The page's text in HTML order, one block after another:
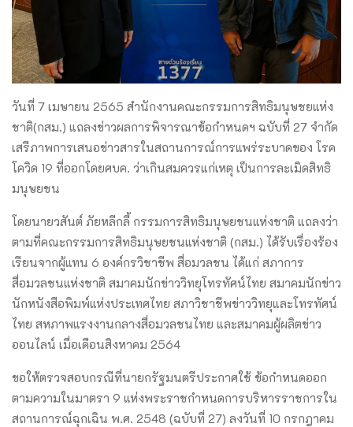
วันที่ 7 เมษายน 2565 สำนักงานคณะกรรมการสิทธิมนุษชยแห่ง
ชาติ(กสม.) แถลงข่าวผลการพิจารณาข้อกําหนดฯ ฉบับที่ 27 จํากัด
เสรีภาพการเสนอข่าวสารในสถานการณ์การแพร่ระบาดของ โรค
โควิด 19 ที่ออกโดยศบค. ว่าเกินสมควรแก่เหตุ เป็นการละเมิดสิทธิ
มนุษยชน
โดยนายวสันต์ ภัยหลีกลี้ กรรมการสิทธิมนุษยชนแห่งชาติ แถลงว่า
ตามที่คณะกรรมการสิทธิมนุษยชนแห่งชาติ (กสม.) ได้รับเรื่องร้อง
เรียนจากผู้แทน 6 องค์กรวิชาชีพ สื่อมวลชน ได้แก่ สภาการ
สื่อมวลชนแห่งชาติ สมาคมนักข่าววิทยุโทรทัศน์ไทย สมาคมนักข่าว
นักหนังสือพิมพ์แห่งประเทศไทย สภาวิชาชีพข่าววิทยุและโทรทัศน์
ไทย สหภาพแรงงานกลางสื่อมวลชนไทย และสมาคมผู้ผลิตข่าว
ออนไลน์ เมื่อเดือนสิงหาคม 2564
ขอให้ตรวจสอบกรณีที่นายกรัฐมนตรีประกาศใช้ ข้อกําหนดออก
ตามความในมาตรา 9 แห่งพระราชกําหนดการบริหารราชการใน
สถานการณ์ฉุกเฉิน พ.ศ. 2548 (ฉบับที่ 27) ลงวันที่ 10 กรกฎาคม